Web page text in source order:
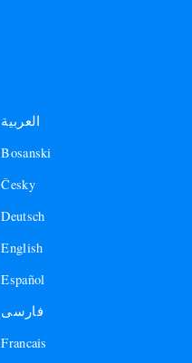
العربية
Bosanski
Česky
Deutsch
English
Español
فارسی
Francais